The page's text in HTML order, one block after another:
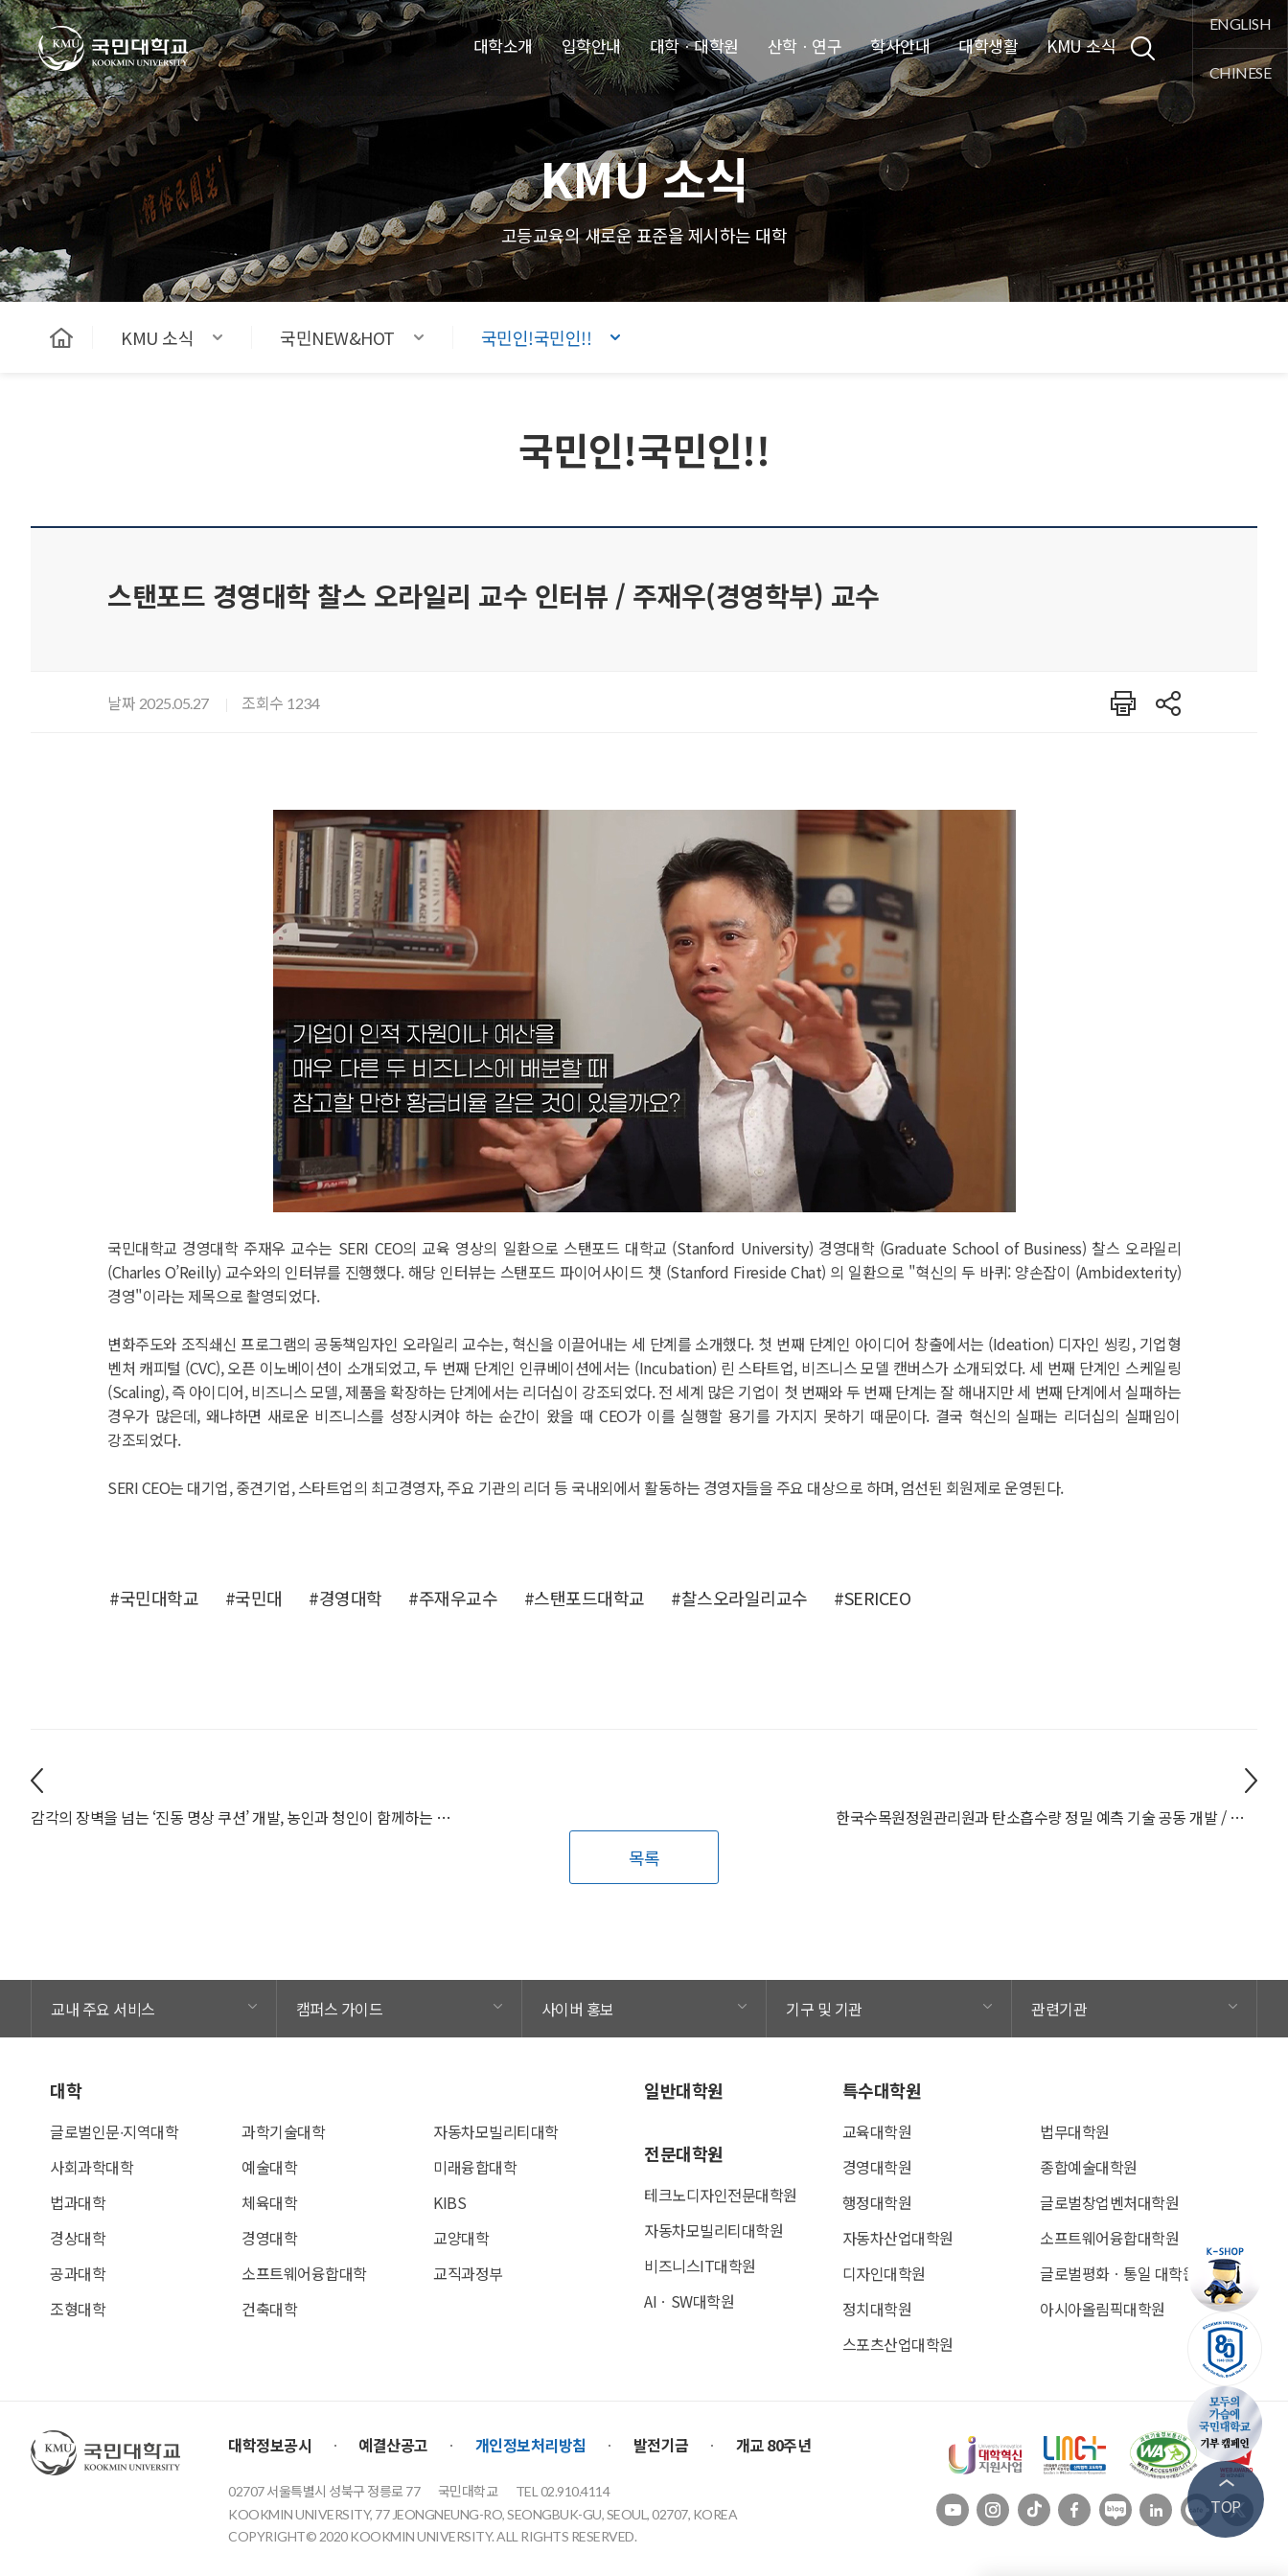
주메뉴 바로가기
본문내용 바로가기
푸터 바로가기
국민대학교
대학소개 입학안내 대학ㆍ대학원 산학ㆍ연구 학사안내 대학생활 KMU 소식
통합검색
ENGLISH
CHINESE
KMU 소식
고등교육의 새로운 표준을 제시하는 대학
KMU 소식 국민NEW&HOT 국민인!국민인!!
국민인!국민인!!
스탠포드 경영대학 찰스 오라일리 교수 인터뷰 / 주재우(경영학부) 교수
날짜 2025.05.27 조회수 1234 인쇄 공유
국민대학교 경영대학 주재우 교수는 SERI CEO의 교육 영상의 일환으로 스탠포드 대학교 (Stanford University) 경영대학 (Graduate School of Business) 찰스 오라일리
(Charles O’Reilly) 교수와의 인터뷰를 진행했다. 해당 인터뷰는 스탠포드 파이어사이드 챗 (Stanford Fireside Chat) 의 일환으로 "혁신의 두 바퀴: 양손잡이 (Ambidexterity)
경영"이라는 제목으로 촬영되었다.
변화주도와 조직쇄신 프로그램의 공동책임자인 오라일리 교수는, 혁신을 이끌어내는 세 단계를 소개했다. 첫 번째 단계인 아이디어 창출에서는 (Ideation) 디자인 씽킹, 기업형
벤처 캐피털 (CVC), 오픈 이노베이션이 소개되었고, 두 번째 단계인 인큐베이션에서는 (Incubation) 린 스타트업, 비즈니스 모델 캔버스가 소개되었다. 세 번째 단계인 스케일링
(Scaling), 즉 아이디어, 비즈니스 모델, 제품을 확장하는 단계에서는 리더십이 강조되었다. 전 세계 많은 기업이 첫 번째와 두 번째 단계는 잘 해내지만 세 번째 단계에서 실패하는
경우가 많은데, 왜냐하면 새로운 비즈니스를 성장시켜야 하는 순간이 왔을 때 CEO가 이를 실행할 용기를 가지지 못하기 때문이다. 결국 혁신의 실패는 리더십의 실패임이
강조되었다.
SERI CEO는 대기업, 중견기업, 스타트업의 최고경영자, 주요 기관의 리더 등 국내외에서 활동하는 경영자들을 주요 대상으로 하며, 엄선된 회원제로 운영된다.
#국민대학교 #국민대 #경영대학 #주재우교수 #스탠포드대학교 #찰스오라일리교수 #SERICEO
감각의 장벽을 넘는 ‘진동 명상 쿠션’ 개발, 농인과 청인이 함께하는 새로운 명상 경험 디자인 / 공업디자인학과 학생팀 한국수목원정원관리원과 탄소흡수량 정밀 예측 기술 공동 개발 / 강완모(산림환경시스템학과) 교수 연구팀
목록
TOP
교내 주요 서비스 캠퍼스 가이드 사이버 홍보 기구 및 기관 관련기관
대학
글로벌인문∙지역대학
사회과학대학
법과대학
경상대학
공과대학
조형대학
과학기술대학
예술대학
체육대학
경영대학
소프트웨어융합대학
건축대학
자동차모빌리티대학
미래융합대학
KIBS
교양대학
교직과정부
일반대학원
전문대학원
테크노디자인전문대학원
자동차모빌리티대학원
비즈니스IT대학원
AIㆍSW대학원
특수대학원
교육대학원
경영대학원
행정대학원
자동차산업대학원
디자인대학원
정치대학원
스포츠산업대학원
법무대학원
종합예술대학원
글로벌창업벤처대학원
소프트웨어융합대학원
글로벌평화ㆍ통일 대학원
아시아올림픽대학원
국민대학교 대학정보공시 예결산공고 개인정보처리방침 발전기금 개교 80주년
02707 서울특별시 성북구 정릉로 77 국민대학교
TEL 02.910.4114
KOOKMIN UNIVERSITY, 77 JEONGNEUNG-RO, SEONGBUK-GU, SEOUL, 02707, KOREA
COPYRIGHT© 2020 KOOKMIN UNIVERSITY. ALL RIGHTS RESERVED.
유튜브인스타틱톡 페이스북블로그링크드인카페 트위